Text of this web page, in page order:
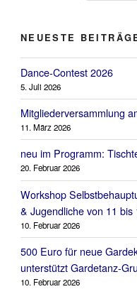
NEUESTE
Dance-Contest 2026
5. Juli 2026
Mitgliederversammlung
11. März 2026
neu im Programm:
20. Februar 2026
Workshop
& Jugendliche von 11
10. Februar 2026
500 Euro für neue
unterstützt Gardetanz-
10. Februar 2026